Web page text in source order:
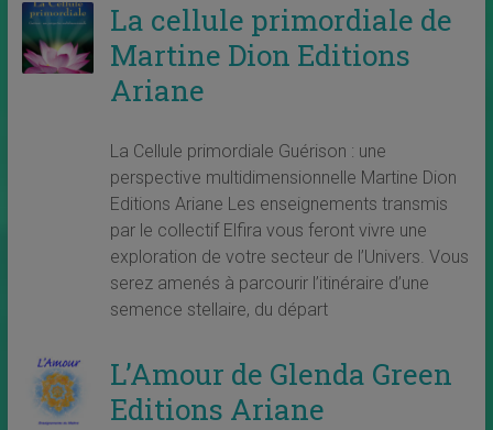
La cellule primordiale de
Martine Dion Editions
Ariane
La Cellule primordiale Guérison : une
perspective multidimensionnelle Martine Dion
Editions Ariane Les enseignements transmis
par le collectif Elfira vous feront vivre une
exploration de votre secteur de l’Univers. Vous
serez amenés à parcourir l’itinéraire d’une
semence stellaire, du départ
L’Amour de Glenda Green
Editions Ariane